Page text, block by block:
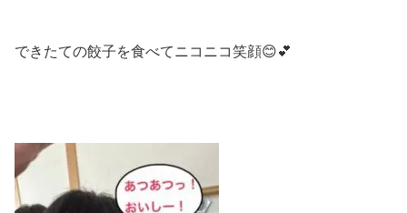
できたての餃子を食べてニコニコ笑顔😊💕